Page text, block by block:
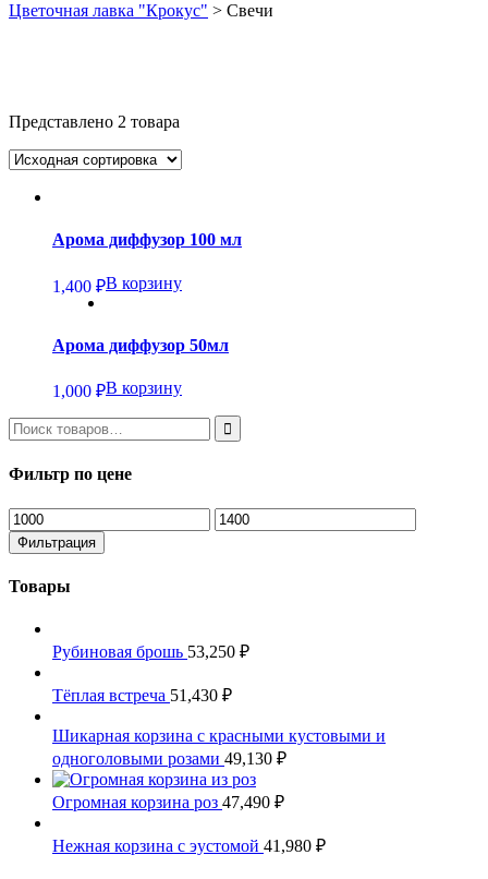
Цветочная лавка "Крокус" > Свечи
Представлено 2 товара
Арома диффузор 100 мл
1,400 ₽В корзину
Арома диффузор 50мл
1,000 ₽В корзину
Фильтр по цене
Минимальная
цена
Максимальная
цена
Фильтрация
Товары
Рубиновая брошь 53,250 ₽
Тёплая встреча 51,430 ₽
Шикарная корзина с красными кустовыми и
одноголовыми розами 49,130 ₽
Огромная корзина роз 47,490 ₽
Нежная корзина с эустомой 41,980 ₽